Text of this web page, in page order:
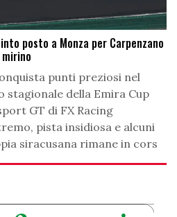
posto a Monza per Carpenzano
punti preziosi nel
stagionale della Emira Cup
GT di FX Racing
pista insidiosa e alcuni
siracusana rimane in cors